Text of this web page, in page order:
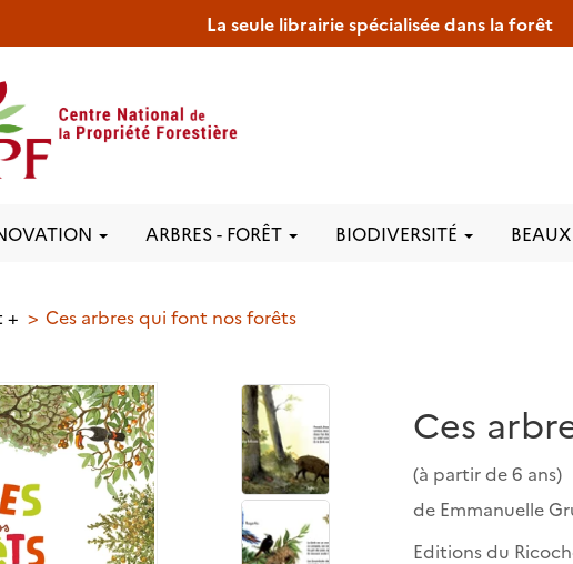
La seule librairie spécialisée dans la forêt
ARBRES - FORÊT BIODIVERSITÉ
+ Ces arbres qui font nos forêts
Ces
(à partir de 6 ans)
de Emmanuelle
Editions du